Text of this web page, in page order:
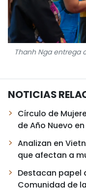
Thanh Nga entrega
NOTICIAS
Círculo de
de Año Nuevo
Analizan en
que afectan a
Destacan papel
Comunidad de